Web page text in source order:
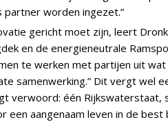
partner worden ingezet.”
gericht moet zijn, leert
en de energieneutrale
te werken met partijen uit
samenwerking.” Dit vergt wel
verwoord: één
een aangenaam leven in de